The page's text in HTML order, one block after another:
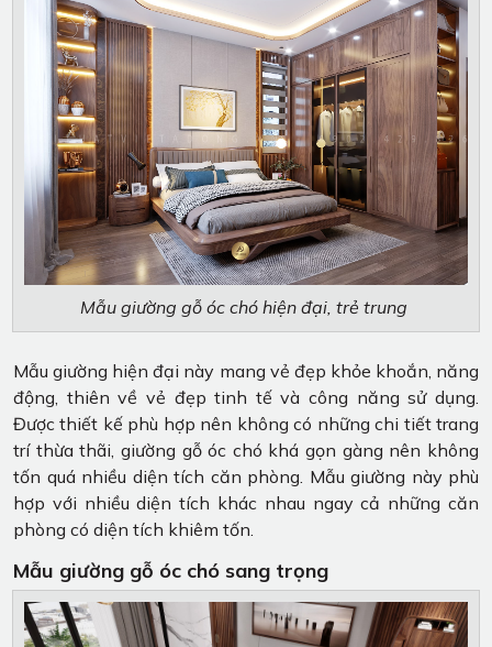
Mẫu giường gỗ óc chó hiện đại, trẻ trung
Mẫu giường hiện đại này mang vẻ đẹp khỏe khoắn, năng
động, thiên về vẻ đẹp tinh tế và công năng sử dụng.
Được thiết kế phù hợp nên không có những chi tiết trang
trí thừa thãi, giường gỗ óc chó khá gọn gàng nên không
tốn quá nhiều diện tích căn phòng. Mẫu giường này phù
hợp với nhiều diện tích khác nhau ngay cả những căn
phòng có diện tích khiêm tốn.
Mẫu giường gỗ óc chó sang trọng